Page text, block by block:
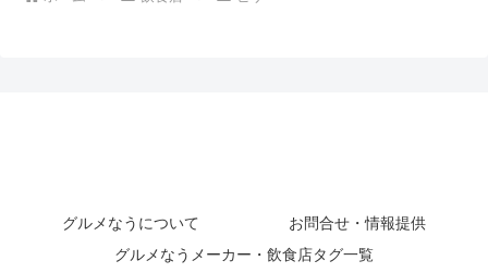
グルメなうについて
お問合せ・情報提供
グルメなうメーカー・飲食店タグ一覧